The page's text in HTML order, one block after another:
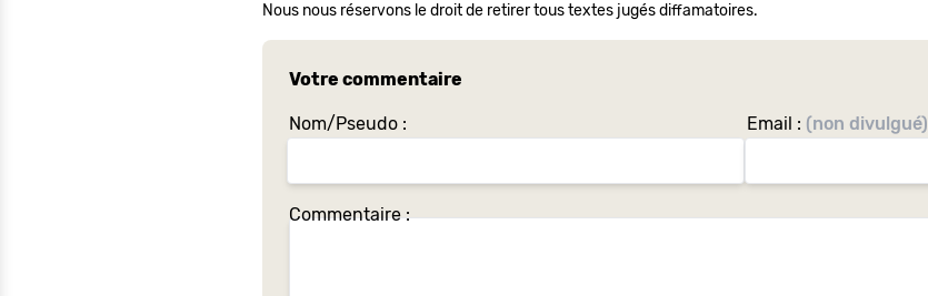
Nous nous réservons le droit de retirer tous textes jugés diffamatoires.
Votre commentaire
Nom/Pseudo : Email : (non divulgué)
vous
Commentaire :